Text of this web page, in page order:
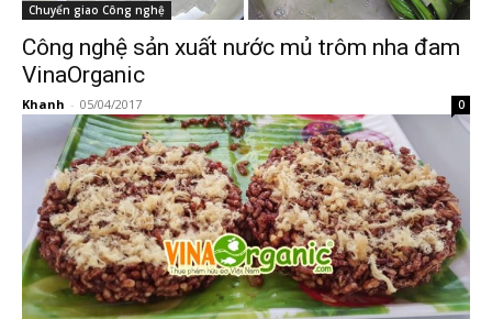
Chuyển giao Công nghệ
Công nghệ sản xuất nước mủ trôm nha đam
VinaOrganic
Khanh - 05/04/2017 0